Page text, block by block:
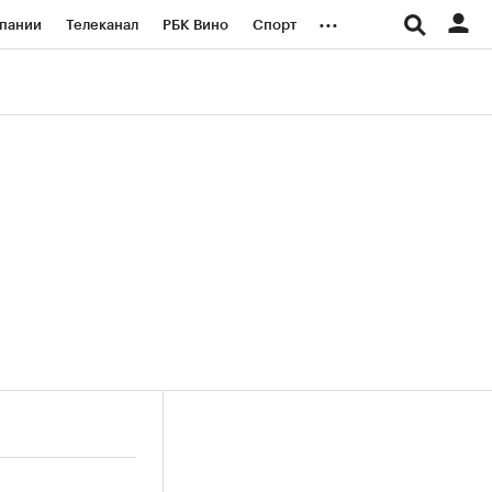
Телеканал РБК Вино Спорт ...